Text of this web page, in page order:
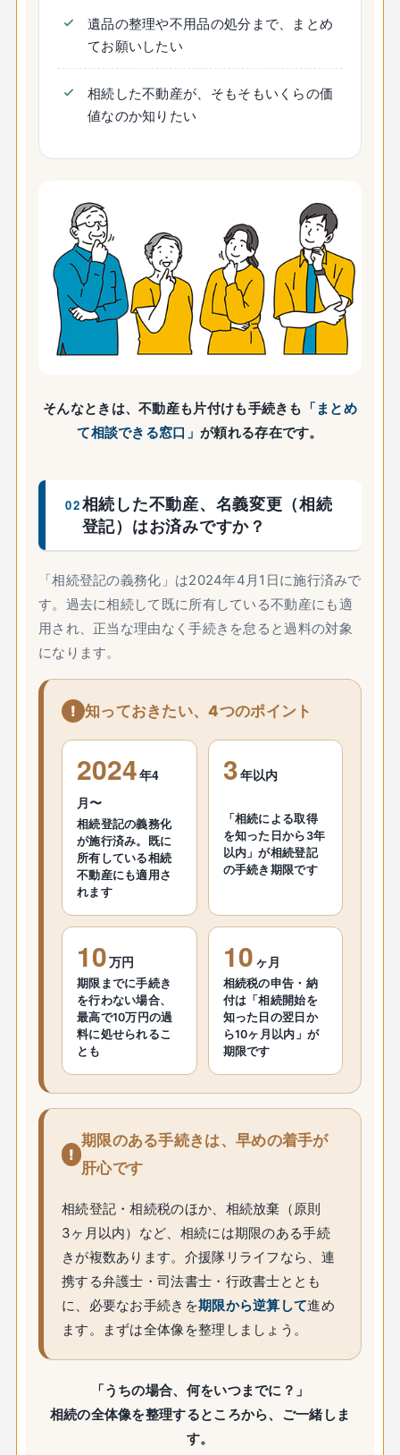
遺品の整理や不用品の処分まで、まとめ
てお願いしたい
相続した不動産が、そもそもいくらの価
値なのか知りたい
そんなときは、不動産も片付けも手続きも 「まとめ
て相談できる窓口」 が頼れる存在です。
02相続した不動産、名義変更（相続
登記）はお済みですか？
「相続登記の義務化」は2024年4月1日に施行済みで
す。過去に相続して既に所有している不動産にも適
用され、正当な理由なく手続きを怠ると過料の対象
になります。
知っておきたい、4つのポイント
2024年4
月〜
相続登記の義務化
が施行済み。既に
所有している相続
不動産にも適用さ
れます
3年以内
「相続による取得
を知った日から3年
以内」が相続登記
の手続き期限です
10万円
期限までに手続き
を行わない場合、
最高で10万円の過
料に処せられるこ
とも
10 ヶ月
相続税の申告・納
付は「相続開始を
知った日の翌日か
ら10ヶ月以内」が
期限です
期限のある手続きは、早めの着手が
肝心です
相続登記・相続税のほか、相続放棄（原則
3ヶ月以内）など、相続には期限のある手続
きが複数あります。介援隊リライフなら、連
携する弁護士・司法書士・行政書士ととも
に、必要なお手続きを期限から逆算して進め
ます。まずは全体像を整理しましょう。
「うちの場合、何をいつまでに？」
相続の全体像を整理するところから、ご一緒しま
す。